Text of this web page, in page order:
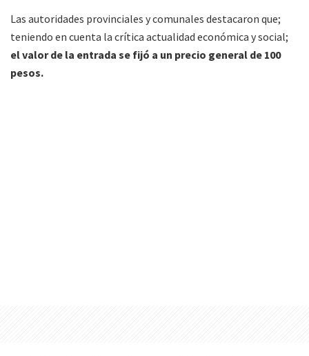
Las autoridades provinciales y comunales destacaron que;
teniendo en cuenta la crítica actualidad económica y social;
el valor de la entrada se fijó a un precio general de 100
pesos.